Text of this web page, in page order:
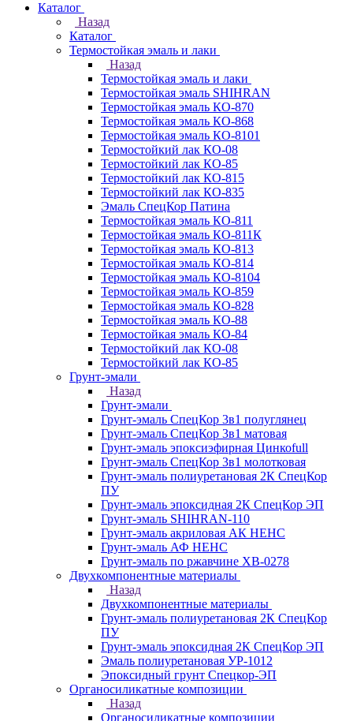
Каталог
Назад
Каталог
Термостойкая эмаль и лаки
Назад
Термостойкая эмаль и лаки
Термостойкая эмаль SHIHRAN
Термостойкая эмаль КО-870
Термостойкая эмаль КО-868
Термостойкая эмаль КО-8101
Термостойкий лак КО-08
Термостойкий лак КО-85
Термостойкий лак КО-815
Термостойкий лак КО-835
Эмаль СпецКор Патина
Термостойкая эмаль КО-811
Термостойкая эмаль КО-811К
Термостойкая эмаль КО-813
Термостойкая эмаль КО-814
Термостойкая эмаль КО-8104
Термостойкая эмаль КО-859
Термостойкая эмаль КО-828
Термостойкая эмаль КО-88
Термостойкая эмаль КО-84
Термостойкий лак КО-08
Термостойкий лак КО-85
Грунт-эмали
Назад
Грунт-эмали
Грунт-эмаль СпецКор 3в1 полуглянец
Грунт-эмаль СпецКор 3в1 матовая
Грунт-эмаль эпоксиэфирная Цинкоfull
Грунт-эмаль СпецКор 3в1 молотковая
Грунт-эмаль полиуретановая 2К СпецКор
ПУ
Грунт-эмаль эпоксидная 2К СпецКор ЭП
Грунт-эмаль SHIHRAN-110
Грунт-эмаль акриловая АК НЕНС
Грунт-эмаль АФ НЕНС
Грунт-эмаль по ржавчине ХВ-0278
Двухкомпонентные материалы
Назад
Двухкомпонентные материалы
Грунт-эмаль полиуретановая 2К СпецКор
ПУ
Грунт-эмаль эпоксидная 2К СпецКор ЭП
Эмаль полиуретановая УР-1012
Эпоксидный грунт Спецкор-ЭП
Органосиликатные композиции
Назад
Органосиликатные композиции